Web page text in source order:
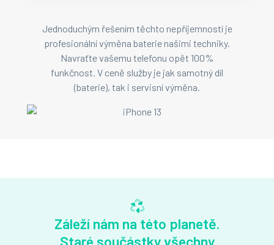
Jednoduchým řešením těchto nepříjemností je
profesionální výměna baterie našimi techniky.
Navraťte vašemu telefonu opět 100%
funkčnost. V ceně služby je jak samotný díl
(baterie), tak i servisní výměna.
Záleží nám na této planetě.
Staré součástky všechny